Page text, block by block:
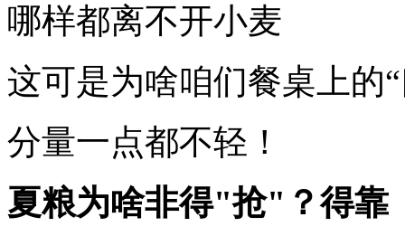
哪样都离不开小麦
这可是为啥咱们餐桌上的
分量一点都不轻！
夏粮为啥非得"抢"？得靠